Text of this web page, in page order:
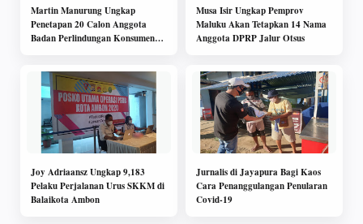
Martin Manurung Ungkap
Penetapan 20 Calon Anggota
Badan Perlindungan Konsumen
Musa Isir Ungkap Pemprov
Maluku Akan Tetapkan 14 Nama
Anggota DPRP Jalur Otsus
Joy Adriaansz Ungkap 9,183
Pelaku Perjalanan Urus SKKM di
Balaikota Ambon
Jurnalis di Jayapura Bagi Kaos
Cara Penanggulangan Penularan
Covid-19